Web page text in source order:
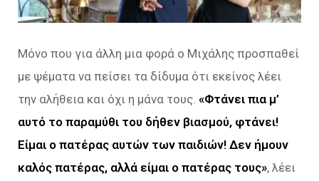
Μόνο που για άλλη μια φορά ο Μιχάλης προσπαθεί
με ψέματα να πείσει τα δίδυμα ότι εκείνος λέει
την αλήθεια και όχι η μάνα τους. «Φτάνει πια μ’
αυτό το παραμύθι του δήθεν βιασμού, φτάνει!
Είμαι ο πατέρας αυτών των παιδιών! Δεν ήμουν
καλός πατέρας, αλλά είμαι ο πατέρας τους», λέει